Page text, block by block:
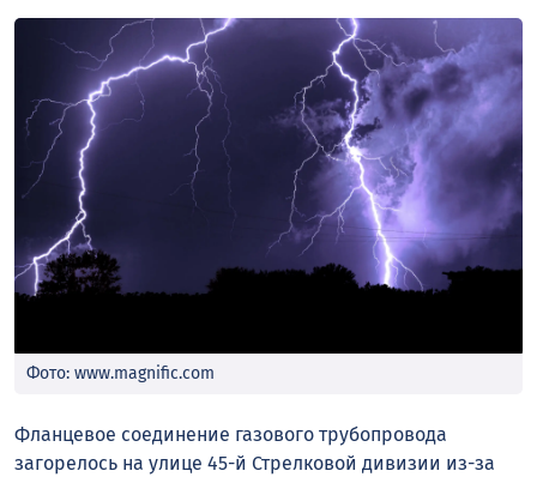
Фото: www.magnific.com
Фланцевое соединение газового трубопровода
загорелось на улице 45-й Стрелковой дивизии из-за